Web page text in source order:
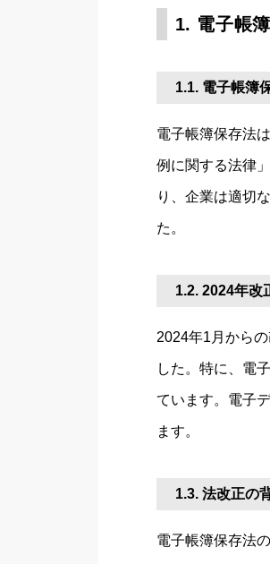
1. 電子帳
1.1. 電子帳簿
電子帳簿保存法
例に関する法律
り、企業は適切
た。
1.2. 2024年改
2024年1月から
した。特に、電
ています。電子
ます。
1.3. 法改正の
電子帳簿保存法